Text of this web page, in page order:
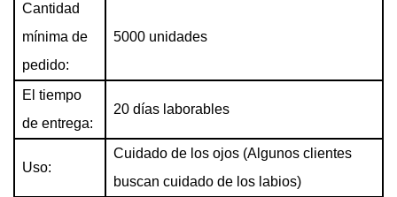
Cantidad
mínima de
pedido:
5000 unidades
El tiempo
de entrega:
20 días laborables
Uso:
Cuidado de los ojos (Algunos clientes
buscan cuidado de los labios)